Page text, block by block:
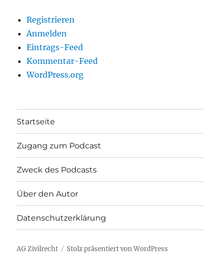
Registrieren
Anmelden
Eintrags-Feed
Kommentar-Feed
WordPress.org
Startseite
Zugang zum Podcast
Zweck des Podcasts
Über den Autor
Datenschutzerklärung
AG Zivilrecht Stolz präsentiert von WordPress